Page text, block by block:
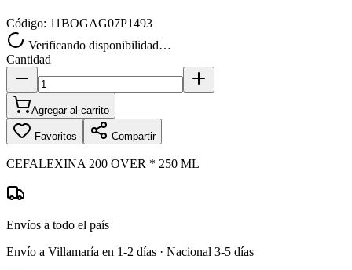
Código: 11BOGAG07P1493
Verificando disponibilidad…
Cantidad
Agregar al carrito
Favoritos Compartir
CEFALEXINA 200 OVER * 250 ML
Envíos a todo el país
Envío a Villamaría en 1-2 días · Nacional 3-5 días